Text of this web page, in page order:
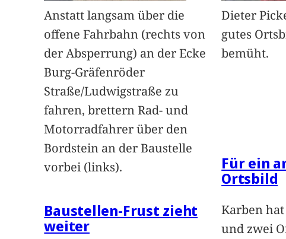
Anstatt langsam über die
offene Fahrbahn (rechts von
der Absperrung) an der Ecke
Burg-Gräfenröder
Straße/Ludwigstraße zu
fahren, brettern Rad- und
Motorradfahrer über den
Bordstein an der Baustelle
vorbei (links).
Baustellen-Frust zieht
weiter
Dieter
gutes
bemüht.
Für ein
Ortsbild
Karben
und zwei